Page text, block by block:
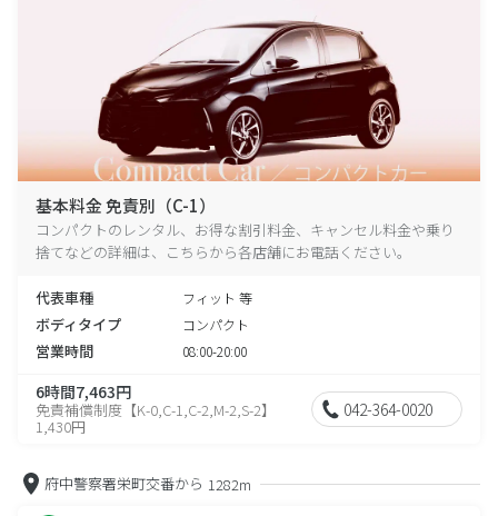
基本料金 免責別（C-1）
コンパクトのレンタル、お得な割引料金、キャンセル料金や乗り
捨てなどの詳細は、こちらから各店舗にお電話ください。
代表車種 フィット 等
ボディタイプ コンパクト
営業時間 08:00-20:00
6時間7,463円
免責補償制度【K-0,C-1,C-2,M-2,S-2】
1,430円
042-364-0020
府中警察署栄町交番から 1282m